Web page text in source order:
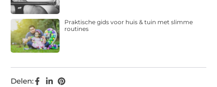
Delen:
Praktische gids voor huis & tuin met slimme
routines